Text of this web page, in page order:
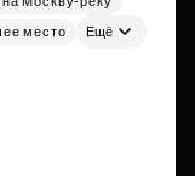
место Ещё